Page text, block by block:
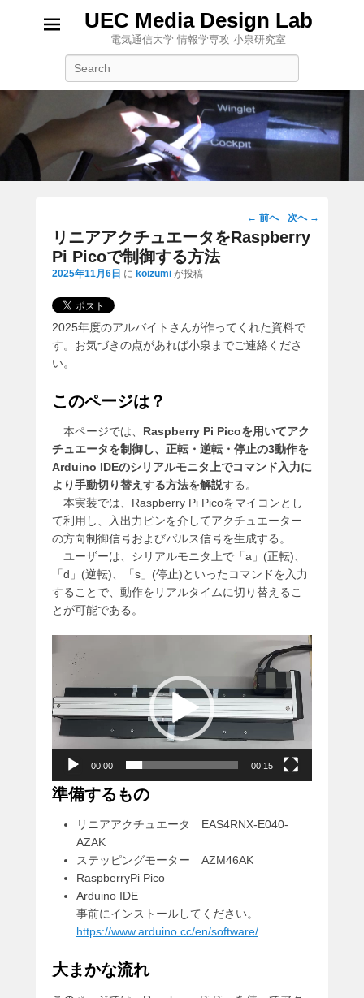
UEC Media Design Lab
電気通信大学 情報学専攻 小泉研究室
投
稿
シ
ョ
← 前へ 次へ →
リニアアクチュエータをRaspberry
Pi Picoで制御する方法
2025年11月6日 に koizumi が投稿
2025年度のアルバイトさんが作ってくれた資料で
す。お気づきの点があれば小泉までご連絡くださ
い。
このページは？
本ページでは、 Raspberry Pi Picoを用いてアク
チュエータを制御し、正転・逆転・停止の3動作を
Arduino IDEのシリアルモニタ上でコマンド入力に
より手動切り替えする方法を解説する。
本実装では、Raspberry Pi Picoをマイコンとし
て利用し、入出力ピンを介してアクチュエーター
の方向制御信号およびパルス信号を生成する。
ユーザーは、シリアルモニタ上で「a」(正転)、
「d」(逆転)、「s」(停止)といったコマンドを入力
することで、動作をリアルタイムに切り替えるこ
とが可能である。
レ
ー
ヤ
ー
00:00 00:15
準備するもの
リニアアクチュエータ EAS4RNX-E040-
AZAK
ステッピングモーター AZM46AK
RaspberryPi Pico
Arduino IDE
事前にインストールしてください。
https://www.arduino.cc/en/software/
大まかな流れ